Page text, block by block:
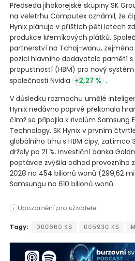
Předseda jihokorejské skupiny SK
na veletrhu Computex oznámil, že
Hynix plánuje v příštích pěti letech
produkce křemíkových plátků.
partnerství na Tchaj-wanu, zejména
pozici hlavního dodavatele pamětí s
propustností (HBM) pro nový systém
společnosti Nvidia +2,27 % .
V důsledku rozmachu umělé
Hynix nedávno poprvé překonala
čímž se připojila k rivalům Samsung
Technology. SK Hynix v prvním
globálního trhu s HBM čipy, zatímco
držely po 21 %. Investiční banka
poptávce zvýšila odhad provozního
2028 na 454 bilionů wonů (299,62
Samsungu na 610 bilionů wonů.
i Upozornění pro uživatele
Předseda jihokorejské skupiny SK
Tagy: 000660.KS 005930.KS